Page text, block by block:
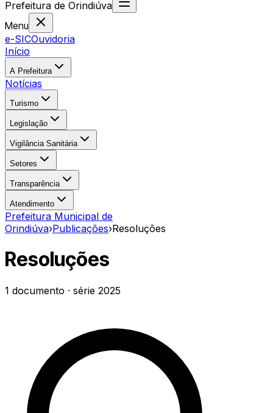
Prefeitura de Orindiúva
Menu
e-SICOuvidoria
Início
A Prefeitura
Notícias
Turismo
Legislação
Vigilância Sanitária
Setores
Transparência
Atendimento
Prefeitura Municipal de
Orindiúva›Publicações›Resoluções
Resoluções
1 documento · série 2025